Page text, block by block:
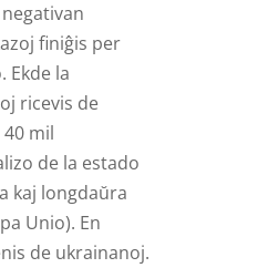
finiĝis per
Ekde la
ricevis de
mil
de la estado
kaj longdaŭra
Unio). En
de ukrainanoj.